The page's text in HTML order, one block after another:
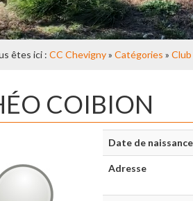
êtes ici : CC Chevigny» Catégories » Club
COIBION
Date de naissance
Adresse